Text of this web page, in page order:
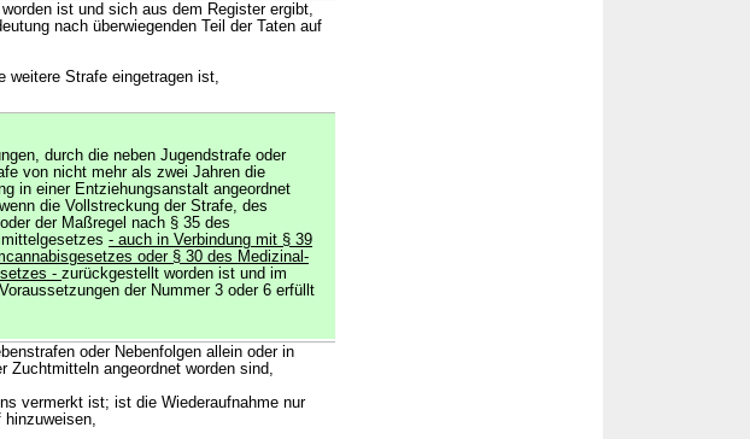
ist und sich aus dem Register ergibt,
nach überwiegenden Teil der Taten auf
weitere Strafe eingetragen ist,
durch die neben Jugendstrafe oder
von nicht mehr als zwei Jahren die
in einer Entziehungsanstalt angeordnet
die Vollstreckung der Strafe, des
der Maßregel nach § 35 des
- auch in Verbindung mit § 39
oder § 30 des Medizinal-
- zurückgestellt worden ist und im
der Nummer 3 oder 6 erfüllt
oder Nebenfolgen allein oder in
Zuchtmitteln angeordnet worden sind,
vermerkt ist; ist die Wiederaufnahme nur
hinzuweisen,